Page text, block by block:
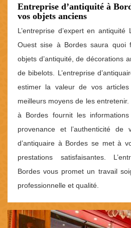
Entreprise d’antiquité à
vos objets anciens
L’entreprise d’expert en
Ouest sise à Bordes saura quoi
objets d’antiquité, de décorations
de bibelots. L’entreprise
estimer la valeur de vos
meilleurs moyens de les entretenir.
à Bordes fournit les
provenance et l’authenticité de
d’antiquaire à Bordes se met à
prestations satisfaisantes.
Bordes vous promet un travail
professionnelle et qualité.